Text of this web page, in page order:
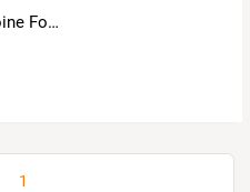
Notre Patrimoine Foncier à Kolbsheim
1